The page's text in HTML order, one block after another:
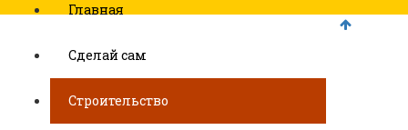
Главная
Сделай сам
Строительство